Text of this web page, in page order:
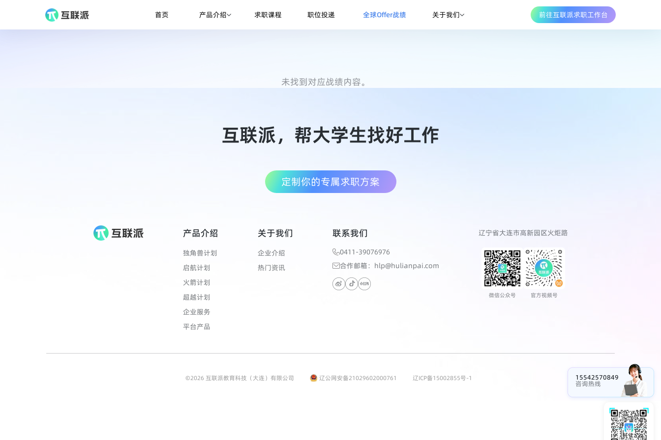
首页 产品介绍 求职课程 职位投递 全球Offer战绩 关于我们 前往互联派求职工作台
未找到对应战绩内容。
15542570849
咨询热线
互联派，帮大学生找好工作
定制你的专属求职方案
产品介绍
独角兽计划
启航计划
火箭计划
超越计划
企业服务
平台产品
关于我们
企业介绍
热门资讯
联系我们
0411-39076976
合作邮箱：hlp@hulianpai.com
辽宁省大连市高新园区火炬路
微信公众号 官方视频号
©2026 互联派教育科技（大连）有限公司 辽公网安备21029602000761 辽ICP备15002855号-1